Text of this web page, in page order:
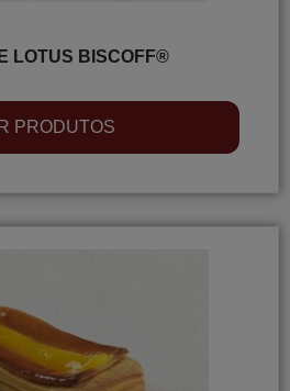
LOTUS BISCOFF®
PRODUTOS